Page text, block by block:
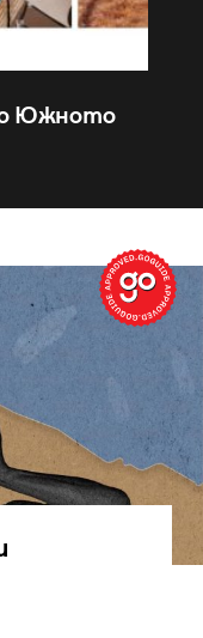
Южното